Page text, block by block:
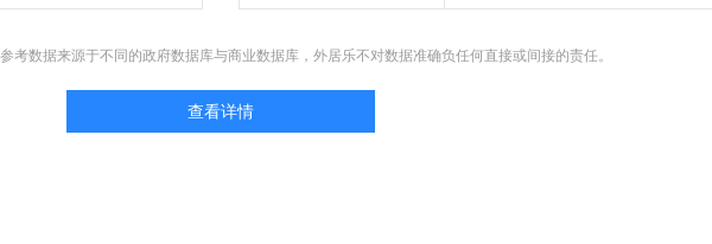
考数据来源于不同的政府数据库与商业数据库，外居乐不对数据准确负任何直接或间接的责任。
查看详情